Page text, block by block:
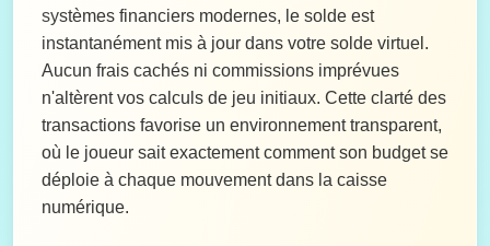
systèmes financiers modernes, le solde est
instantanément mis à jour dans votre solde virtuel.
Aucun frais cachés ni commissions imprévues
n'altèrent vos calculs de jeu initiaux. Cette clarté des
transactions favorise un environnement transparent,
où le joueur sait exactement comment son budget se
déploie à chaque mouvement dans la caisse
numérique.